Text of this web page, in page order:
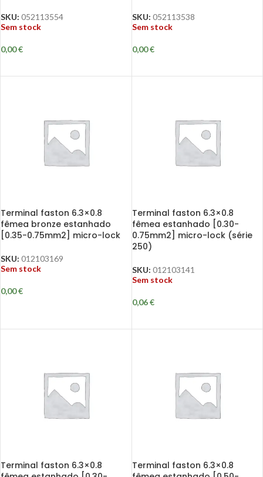
SKU: 052113554
Sem stock
0,00€
SKU: 052113538
Sem stock
0,00€
Terminal faston 6.3×0.8
fêmea bronze estanhado
[0.35-0.75mm2] micro-lock
SKU: 012103169
Sem stock
0,00€
Terminal faston 6.3×0.8
fêmea estanhado [0.30-
0.75mm2] micro-lock (série
250)
SKU: 012103141
Sem stock
0,06€
Terminal faston 6.3×0.8
Terminal faston 6.3×0.8